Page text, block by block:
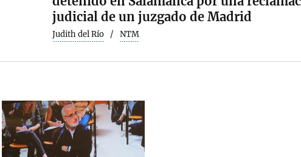
judicial de un juzgado de Madrid
Judith del Río NTM